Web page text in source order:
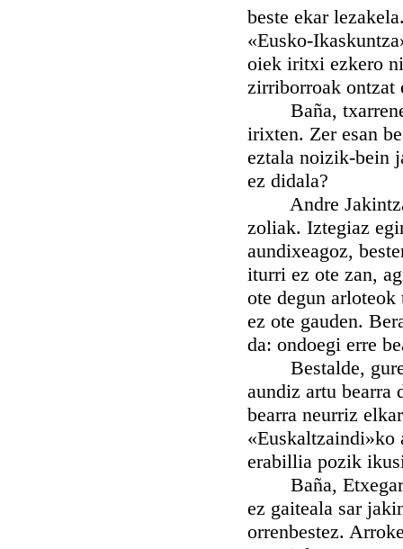
beste ekar
«Eusko-
oiek iritxi ezkero
zirriborroak ontzat
Baña,
irixten. Zer esan
eztala noizik-bein
ez didala?
Andre
zoliak. Iztegiaz
aundixeagoz,
iturri ez ote zan,
ote degun
ez ote gauden.
da: ondoegi erre
Bestalde, gure
aundiz artu bearra
bearra neurriz
«Euskaltzaindi»ko
erabillia pozik
Baña, Etxegarai
ez gaiteala sar
orrenbestez.